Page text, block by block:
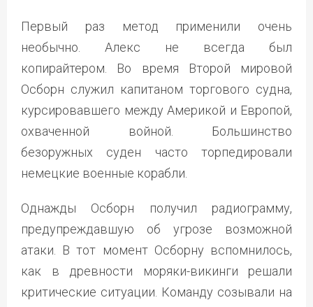
Первый раз метод применили очень
необычно. Алекс не всегда был
копирайтером. Во время Второй мировой
Осборн служил капитаном торгового судна,
курсировавшего между Америкой и Европой,
охваченной войной. Большинство
безоружных суден часто торпедировали
немецкие военные корабли.
Однажды Осборн получил радиограмму,
предупреждавшую об угрозе возможной
атаки. В тот момент Осборну вспомнилось,
как в древности моряки-викинги решали
критические ситуации. Команду созывали на